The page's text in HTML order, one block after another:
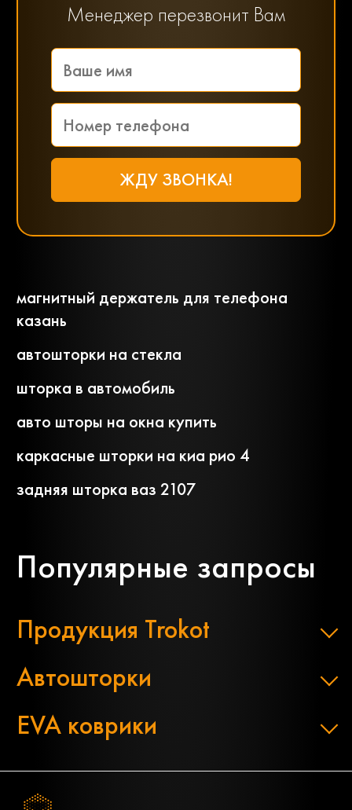
Популярные запросы
Продукция Trokot
Автошторки
EVA коврики
Менеджер перезвонит Вам
магнитный держатель для телефона
казань
автошторки на стекла
шторка в автомобиль
авто шторы на окна купить
каркасные шторки на киа рио 4
задняя шторка ваз 2107